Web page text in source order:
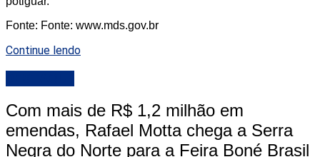
Fonte: Fonte: www.mds.gov.br
Continue lendo
Com mais de R$ 1,2 milhão em
emendas, Rafael Motta chega a Serra
Negra do Norte para a Feira Boné Brasil